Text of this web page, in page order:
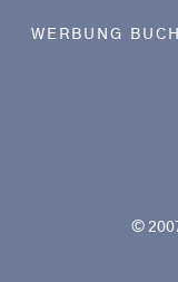
WERBUNG
©